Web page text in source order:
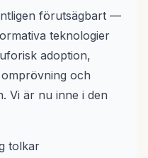
förutsägbart —
teknologier
adoption,
och
Vi är nu inne i den
tolkar